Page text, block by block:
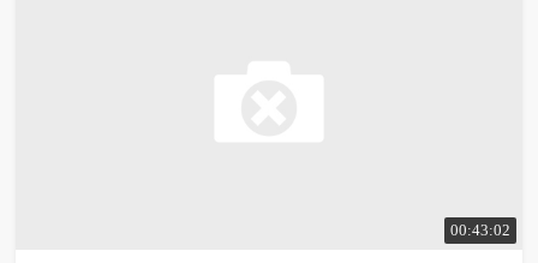
00:43:02